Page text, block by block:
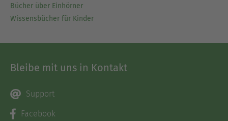
Bücher über Einhörner
Wissensbücher für Kinder
Bleibe mit uns in Kontakt
Support
Facebook